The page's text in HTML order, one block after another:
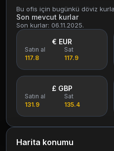
Bu ofis için bugünkü döviz
Son mevcut kurlar
Son kurlar: 06.11.2025.
€ EUR
Satın al
117.8
Sat
117.9
£ GBP
Satın al
131.9
Sat
135.4
Harita konumu